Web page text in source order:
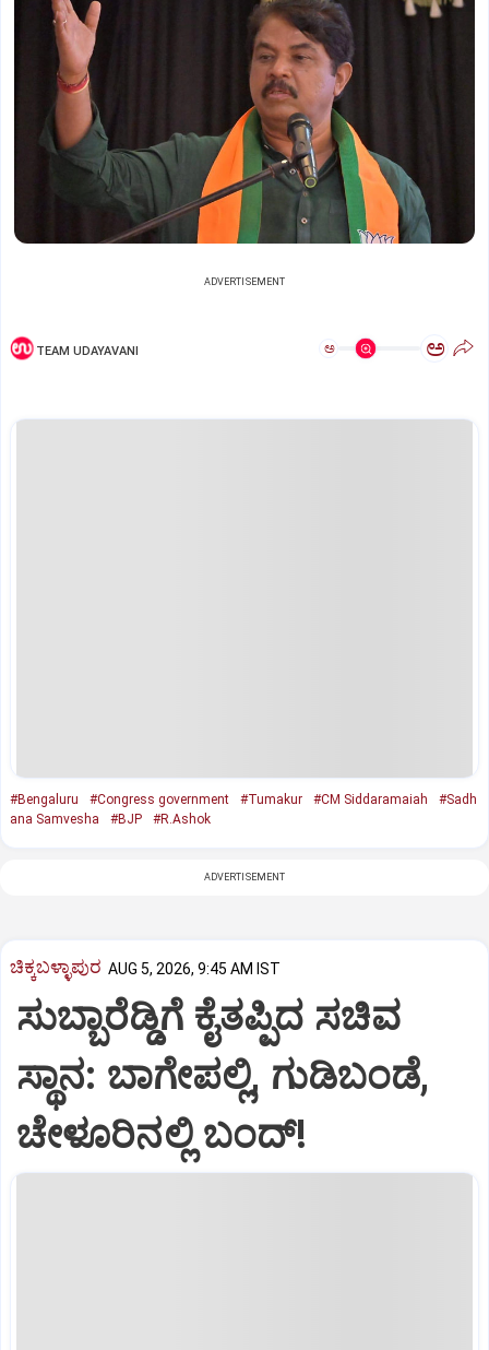
ADVERTISEMENT
TEAM UDAYAVANI ಅ ಅ
#Bengaluru #Congress government #Tumakur #CM Siddaramaiah
#Sadh
ana Samvesha
#BJP #R.Ashok
ADVERTISEMENT
ಚಿಕ್ಕಬಳ್ಳಾಪುರ AUG 5, 2026, 9:45 AM IST
ಸುಬ್ಬಾರೆಡ್ಡಿಗೆ ಕೈತಪ್ಪಿದ ಸಚಿವ
ಸ್ಥಾನ: ಬಾಗೇಪಲ್ಲಿ, ಗುಡಿಬಂಡೆ,
ಚೇಳೂರಿನಲ್ಲಿ ಬಂದ್!